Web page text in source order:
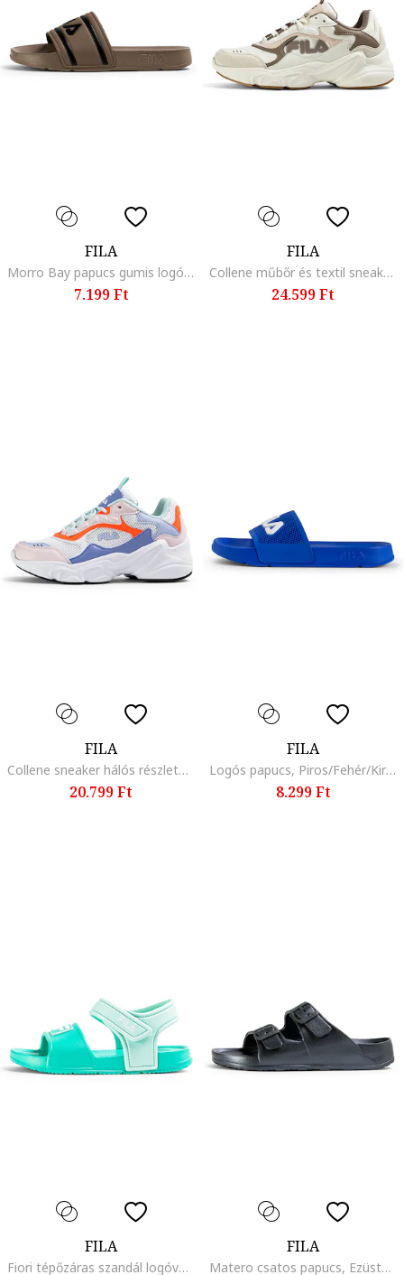
FILA
Morro Bay papucs gumis logóval, Piros/Fekete/Tópbarna
7.199 Ft
FILA
Collene műbőr és textil sneaker logóval, Törtfehér/Krémszín
24.599 Ft
FILA
Collene sneaker hálós részletekkel, Levendulakék/Mandarinszín/Jégkék/Halvány rózsaszín
20.799 Ft
FILA
Logós papucs, Piros/Fehér/Királykék
8.299 Ft
FILA
Fiori tépőzáras szandál logóval, Perzsazöld/Mentazöld
FILA
Matero csatos papucs, Ezüstszín